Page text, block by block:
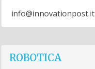
info@innovationpost.it
ROBOTICA